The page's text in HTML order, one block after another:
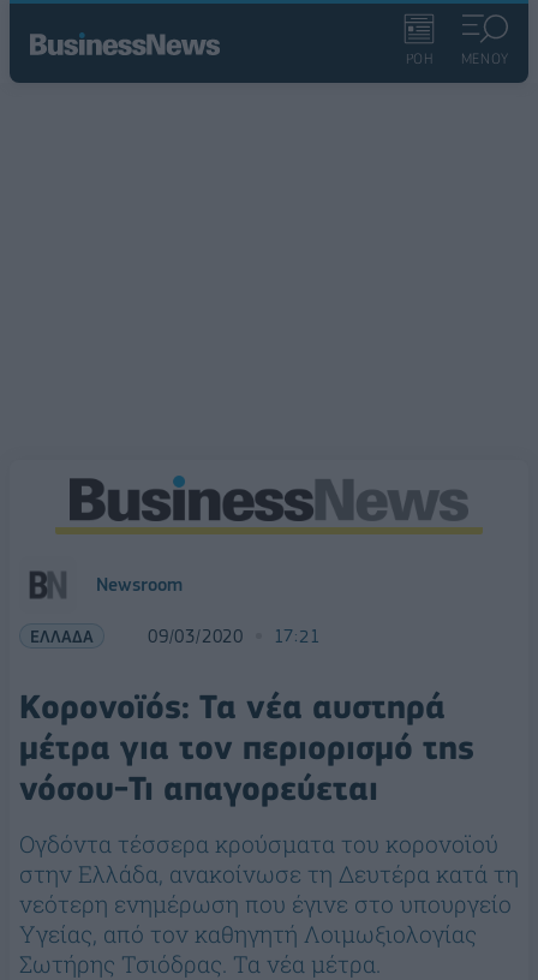
ΡΟΗ ΜΕΝΟΥ
Newsroom
ΕΛΛΑΔΑ 09/03/2020 17:21
Κορονοϊός: Τα νέα αυστηρά
μέτρα για τον περιορισμό της
νόσου-Τι απαγορεύεται
Ογδόντα τέσσερα κρούσματα του κορονοϊού
στην Ελλάδα, ανακοίνωσε τη Δευτέρα κατά τη
νεότερη ενημέρωση που έγινε στο υπουργείο
Υγείας, από τον καθηγητή Λοιμωξιολογίας
Σωτήρης Τσιόδρας. Τα νέα μέτρα.